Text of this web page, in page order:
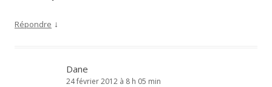
Répondre ↓
Dane
24 février 2012 à 8 h 05 min